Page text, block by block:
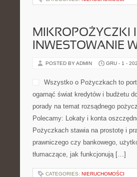
MIKROPOŻYCZKI
INWESTOWANIE
POSTED BY ADMIN GRU - 1 -
Wszystko o Pożyczkach to
ogarnąć świat kredytów i budżetu
porady na temat rozsądnego
Polecamy: Lokaty i konta
Pożyczkach stawia na prostotę i
prawniczego czy bankowego,
tłumaczące, jak funkcjonują […]
CATEGORIES: NIERUCHOMOŚCI